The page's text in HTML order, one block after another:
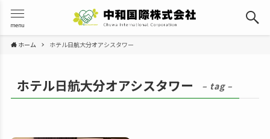
menu
ホーム ホテル日航大分オアシスタワー
ホテル日航大分オアシスタワー – tag –